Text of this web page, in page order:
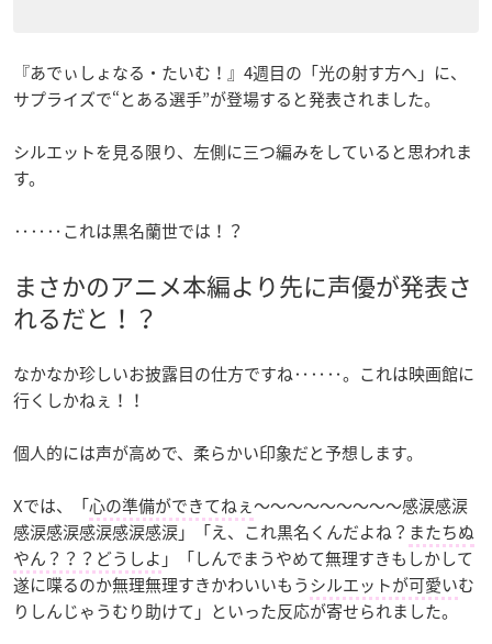
『あでぃしょなる・たいむ！』4週目の「光の射す方へ」に、
サプライズで“とある選手”が登場すると発表されました。
シルエットを見る限り、左側に三つ編みをしていると思われま
す。
‥‥‥これは黒名蘭世では！？
まさかのアニメ本編より先に声優が発表さ
れるだと！？
なかなか珍しいお披露目の仕方ですね‥‥‥。これは映画館に
行くしかねぇ！！
個人的には声が高めで、柔らかい印象だと予想します。
Xでは、「心の準備ができてねぇ〜〜〜〜〜〜〜〜〜感涙感涙
感涙感涙感涙感涙感涙」「え、これ黒名くんだよね？ またちぬ
やん？？？どうしよ 」「しんでまうやめて無理すきもしかして
遂に喋るのか無理無理すきかわいいもうシルエットが可愛いむ
りしんじゃうむり助けて」といった反応が寄せられました。